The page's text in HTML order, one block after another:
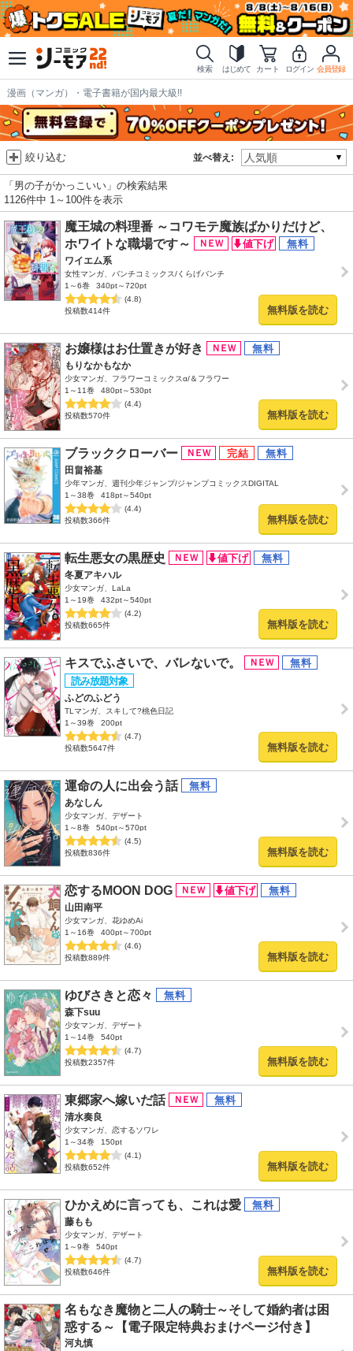
検索 はじめて カート ログイン 会員登録
漫画（マンガ）・電子書籍が国内最大級!!
並べ替え:
絞り込む
「男の子がかっこいい」の検索結果
1126件中 1～100件を表示
魔王城の料理番 ～コワモテ魔族ばかりだけど、
ホワイトな職場です～
ワイエム系
女性マンガ、バンチコミックス/くらげバンチ
1～6巻
340pt～720pt
(4.8)
投稿数414件
無料版を読む
お嬢様はお仕置きが好き
もりなかもなか
少女マンガ、フラワーコミックスα/＆フラワー
1～11巻
480pt～530pt
(4.4)
投稿数570件
無料版を読む
ブラッククローバー
田畠裕基
少年マンガ、週刊少年ジャンプ/ジャンプコミックスDIGITAL
1～38巻
418pt～540pt
(4.4)
投稿数366件
無料版を読む
転生悪女の黒歴史
冬夏アキハル
少女マンガ、LaLa
1～19巻
432pt～540pt
(4.2)
投稿数665件
無料版を読む
キスでふさいで、バレないで。
ふどのふどう
TLマンガ、スキして?桃色日記
1～39巻
200pt
(4.7)
投稿数5647件
無料版を読む
運命の人に出会う話
あなしん
少女マンガ、デザート
1～8巻
540pt～570pt
(4.5)
投稿数836件
無料版を読む
恋するMOON DOG
山田南平
少女マンガ、花ゆめAi
1～16巻
400pt～700pt
(4.6)
投稿数889件
無料版を読む
ゆびさきと恋々
森下suu
少女マンガ、デザート
1～14巻
540pt
(4.7)
投稿数2357件
無料版を読む
東郷家へ嫁いだ話
清水奏良
少女マンガ、恋するソワレ
1～34巻
150pt
(4.1)
投稿数652件
無料版を読む
ひかえめに言っても、これは愛
藤もも
少女マンガ、デザート
1～9巻
540pt
(4.7)
投稿数646件
無料版を読む
名もなき魔物と二人の騎士～そして婚約者は困
惑する～【電子限定特典おまけページ付き】
河丸慎